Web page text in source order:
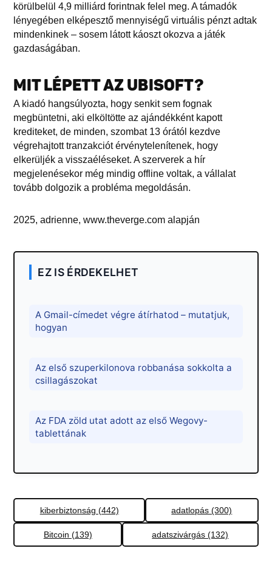
körülbelül 4,9 milliárd forintnak felel meg. A támadók
lényegében elképesztő mennyiségű virtuális pénzt adtak
mindenkinek – sosem látott káoszt okozva a játék
gazdaságában.
MIT LÉPETT AZ UBISOFT?
A kiadó hangsúlyozta, hogy senkit sem fognak
megbüntetni, aki elköltötte az ajándékként kapott
krediteket, de minden, szombat 13 órától kezdve
végrehajtott tranzakciót érvénytelenítenek, hogy
elkerüljék a visszaéléseket. A szerverek a hír
megjelenésekor még mindig offline voltak, a vállalat
tovább dolgozik a probléma megoldásán.
2025, adrienne, www.theverge.com alapján
EZ IS ÉRDEKELHET
A Gmail-címedet végre átírhatod – mutatjuk,
hogyan
Az első szuperkilonova robbanása sokkolta a
csillagászokat
Az FDA zöld utat adott az első Wegovy-
tablettának
kiberbiztonság (442) adatlopás (300)
Bitcoin (139) adatszivárgás (132)